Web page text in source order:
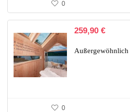
0
259,90 €
0